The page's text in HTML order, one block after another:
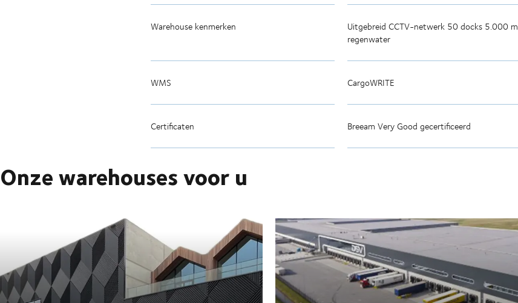
Warehouse kenmerken Uitgebreid CCTV-netwerk 50 docks 5.000 m
regenwater
WMS CargoWRITE
Certificaten Breeam Very Good gecertificeerd
Onze warehouses voor u